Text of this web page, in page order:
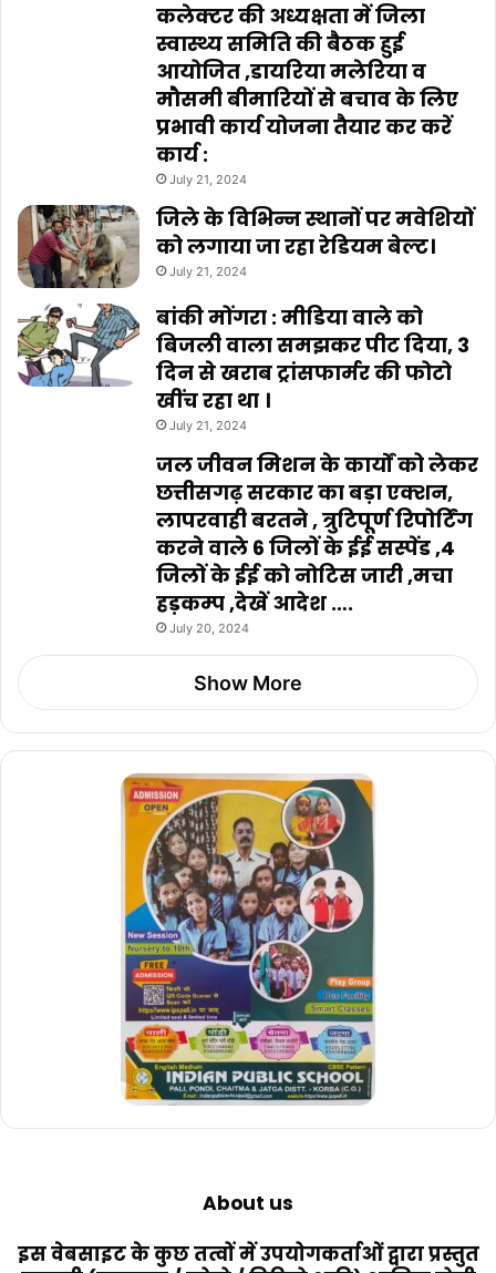
कलेक्टर की अध्यक्षता में जिला
स्वास्थ्य समिति की बैठक हुई
आयोजित ,डायरिया मलेरिया व
मौसमी बीमारियों से बचाव के लिए
प्रभावी कार्य योजना तैयार कर करें
कार्य :
July 21, 2024
जिले के विभिन्न स्थानों पर मवेशियों
को लगाया जा रहा रेडियम बेल्ट।
July 21, 2024
बांकी मोंगरा : मीडिया वाले को
बिजली वाला समझकर पीट दिया, 3
दिन से खराब ट्रांसफार्मर की फोटो
खींच रहा था ।
July 21, 2024
जल जीवन मिशन के कार्यों को लेकर
छत्तीसगढ़ सरकार का बड़ा एक्शन,
लापरवाही बरतने , त्रुटिपूर्ण रिपोर्टिंग
करने वाले 6 जिलों के ईई सस्पेंड ,4
जिलों के ईई को नोटिस जारी ,मचा
हड़कम्प ,देखें आदेश ….
July 20, 2024
Show More
About us
इस वेबसाइट के कुछ तत्वों में उपयोगकर्ताओं द्वारा प्रस्तुत